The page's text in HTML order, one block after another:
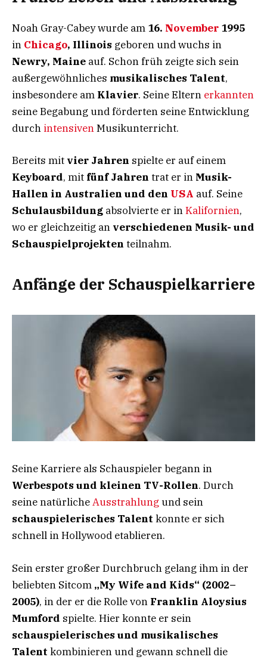
Noah Gray-Cabey wurde am 16. November 1995
in Chicago, Illinois geboren und wuchs in
Newry, Maine auf. Schon früh zeigte sich sein
außergewöhnliches musikalisches Talent,
insbesondere am Klavier. Seine Eltern erkannten
seine Begabung und förderten seine Entwicklung
durch intensivenMusikunterricht.
Bereits mit vier Jahren spielte er auf einem
Keyboard, mit fünf Jahren trat er in Musik-
Hallen in Australien und den USA auf. Seine
Schulausbildung absolvierte er inKalifornien,
wo er gleichzeitig an verschiedenen Musik- und
Schauspielprojekten teilnahm.
Anfänge der Schauspielkarriere
Seine Karriere als Schauspieler begann in
Werbespots und kleinen TV-Rollen. Durch
seine natürlicheAusstrahlung und sein
schauspielerisches Talent konnte er sich
schnell in Hollywood etablieren.
Sein erster großer Durchbruch gelang ihm in der
beliebten Sitcom „My Wife and Kids“ (2002–
2005), in der er die Rolle von Franklin Aloysius
Mumford spielte. Hier konnte er sein
schauspielerisches und musikalisches
Talent kombinieren und gewann schnell die